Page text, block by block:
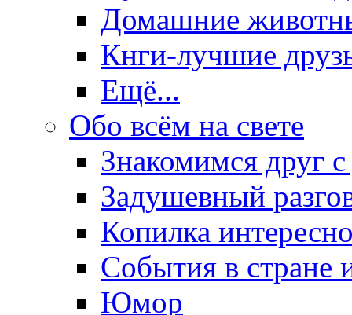
Домашние
Кнги-лучшие
Ещё...
Обо всём на свете
Знакомимся друг
Задушевный
Копилка
События в стране
Юмор